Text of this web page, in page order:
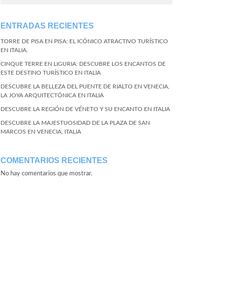
ENTRADAS RECIENTES
TORRE DE PISA EN PISA: EL ICÓNICO ATRACTIVO TURÍSTICO
EN ITALIA.
CINQUE TERRE EN LIGURIA: DESCUBRE LOS ENCANTOS DE
ESTE DESTINO TURÍSTICO EN ITALIA
DESCUBRE LA BELLEZA DEL PUENTE DE RIALTO EN VENECIA,
LA JOYA ARQUITECTÓNICA EN ITALIA
DESCUBRE LA REGIÓN DE VÉNETO Y SU ENCANTO EN ITALIA
DESCUBRE LA MAJESTUOSIDAD DE LA PLAZA DE SAN
MARCOS EN VENECIA, ITALIA
COMENTARIOS RECIENTES
No hay comentarios que mostrar.